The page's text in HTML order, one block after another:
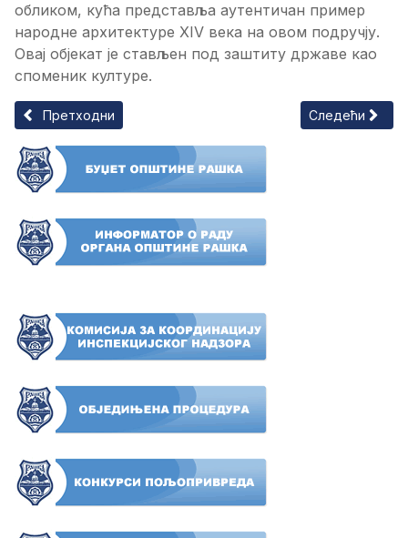
обликом, кућа представља аутентичан пример
народне архитектуре XIV века на овом подручју.
Овај објекат је стављен под заштиту државе као
споменик културе.
Претходни чланак: Старо Купатило у Јошаничкој Бањи
Претходни Следећи
Следећи